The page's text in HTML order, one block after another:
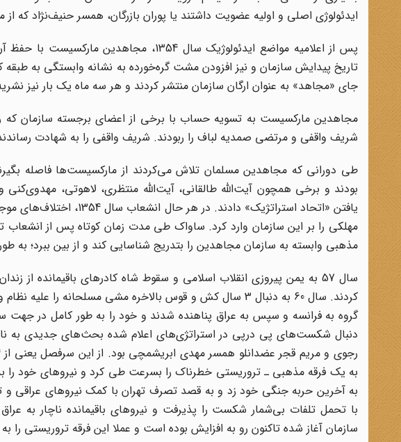
ایدئولوژی اصلی و اولیه عضویت داشتند یا پوران بازرگان، همسر حنیف‌نژاد که
پس از اعلامیه مواضع ایدئولوژیک سال 1354،
تاریخ پیدایش سازمان و نیز افزودن مشت گره‌خورده به نشانه وابستگی به طبقه
جای «مجاهد» به عنوان ارگان سازمان منتشر کردند و هر سه ماه یک بار نیز نشریه
مجاهدین مارکسیست به تسویه حساب با برخی از اعضای برجسته سازمان که
شریف واقفی و مرتضی صمدیه لباف را ربودند. شریف واقفی را به شهادت
طی دورانی که مجاهدین مسلمان تلاش می‌کردند از مارکسیست‌ها فاصله
بودند و برخی همچون آیت‌الله طالقانی، آیت‌الله منتظری، لاهوتی،
یافتن «اتحاد استراتژیک»
مهلکی را بر این سازمان وارد کرد. ساواک طی مدت زمان کوتاه پس از انشعاب
مذهبی وابسته به سازمان مجاهدین را بتدریج شناسایی کند و از بین ببرد؛ به طوری که از اواسط سال 1355
سال 57 به یمن پیروزی انقلاب اسلامی و سقوط شاه کادرهای باقیمانده از
کردند. سال 60 به دنبال 3 سال کش و قوس بالاخره مشی مسلحانه
گروه به فرانسه و سپس به عراق پناهنده شدند و خود را به طور کامل در جهت
دنبال شکست‌های پی درپی در استراتژی‌های اعلام شده بحث‌های جدیدی به نام
با تحمل تلفات بی‌شمار شکست را پذیرفت و نیروهای باقیمانده ناچار به
سازمان آغاز شده تاکنون رو به افزایش بوده است و عملا این فرقه تروریستی